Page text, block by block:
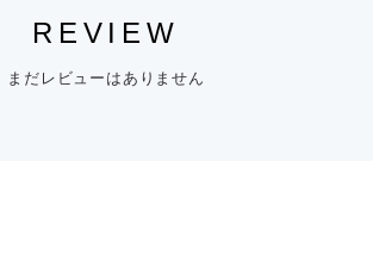
REVIEW
まだレビューはありません